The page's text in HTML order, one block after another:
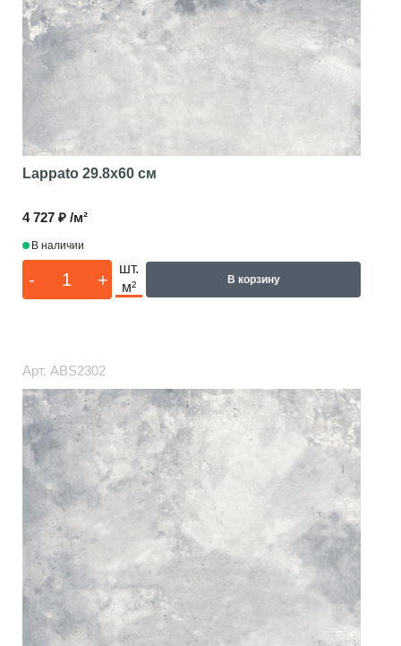
Lappato 29.8x60 см
4 727 ₽ /м²
В наличии
- +
шт.
м²
В корзину
Арт. ABS2302